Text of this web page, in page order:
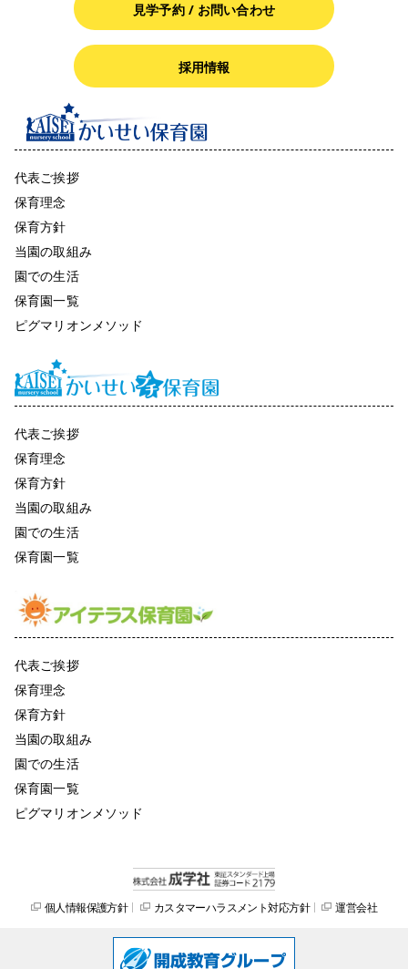
見学予約 / お問い合わせ
採用情報
代表ご挨拶
保育理念
保育方針
当園の取組み
園での生活
保育園一覧
ピグマリオンメソッド
代表ご挨拶
保育理念
保育方針
当園の取組み
園での生活
保育園一覧
代表ご挨拶
保育理念
保育方針
当園の取組み
園での生活
保育園一覧
ピグマリオンメソッド
個人情報保護方針 カスタマーハラスメント対応方針 運営会社